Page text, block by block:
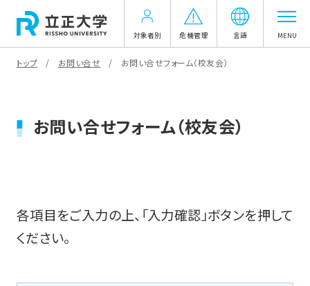
対象者別 危機管理 言語 MENU
トップ お問い合せ お問い合せフォーム（校友会）
お問い合せフォーム（校友会）
各項目をご入力の上、「入力確認」ボタンを押して
ください。